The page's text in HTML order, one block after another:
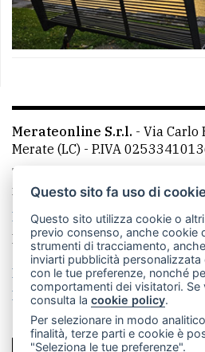
Merateonline S.r.l. - Via Carlo
Merate (LC) - P.IVA
Telefono:
mail:
La redazione
MerateOnline
Made by VIP
Privacy policy
Cookie policy
Rivedi le tue scelte sui cookie
Questo sito fa uso di
Questo sito utilizza cookie o
previo consenso, anche cookie
strumenti di tracciamento,
inviarti pubblicità personalizzata
con le tue preferenze, nonché
comportamenti dei visitatori. Se
consulta lacookie policy.
Per selezionare in modo
finalità, terze parti e cookie è
"Seleziona le tue preferenze".